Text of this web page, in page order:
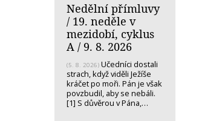
Nedělní přímluvy
/ 19. neděle v
mezidobí, cyklus
A / 9. 8. 2026
(5. 8. 2026) Učedníci dostali
strach, když viděli Ježíše
kráčet po moři. Pán je však
povzbudil, aby se nebáli.
[1] S důvěrou v Pána,…